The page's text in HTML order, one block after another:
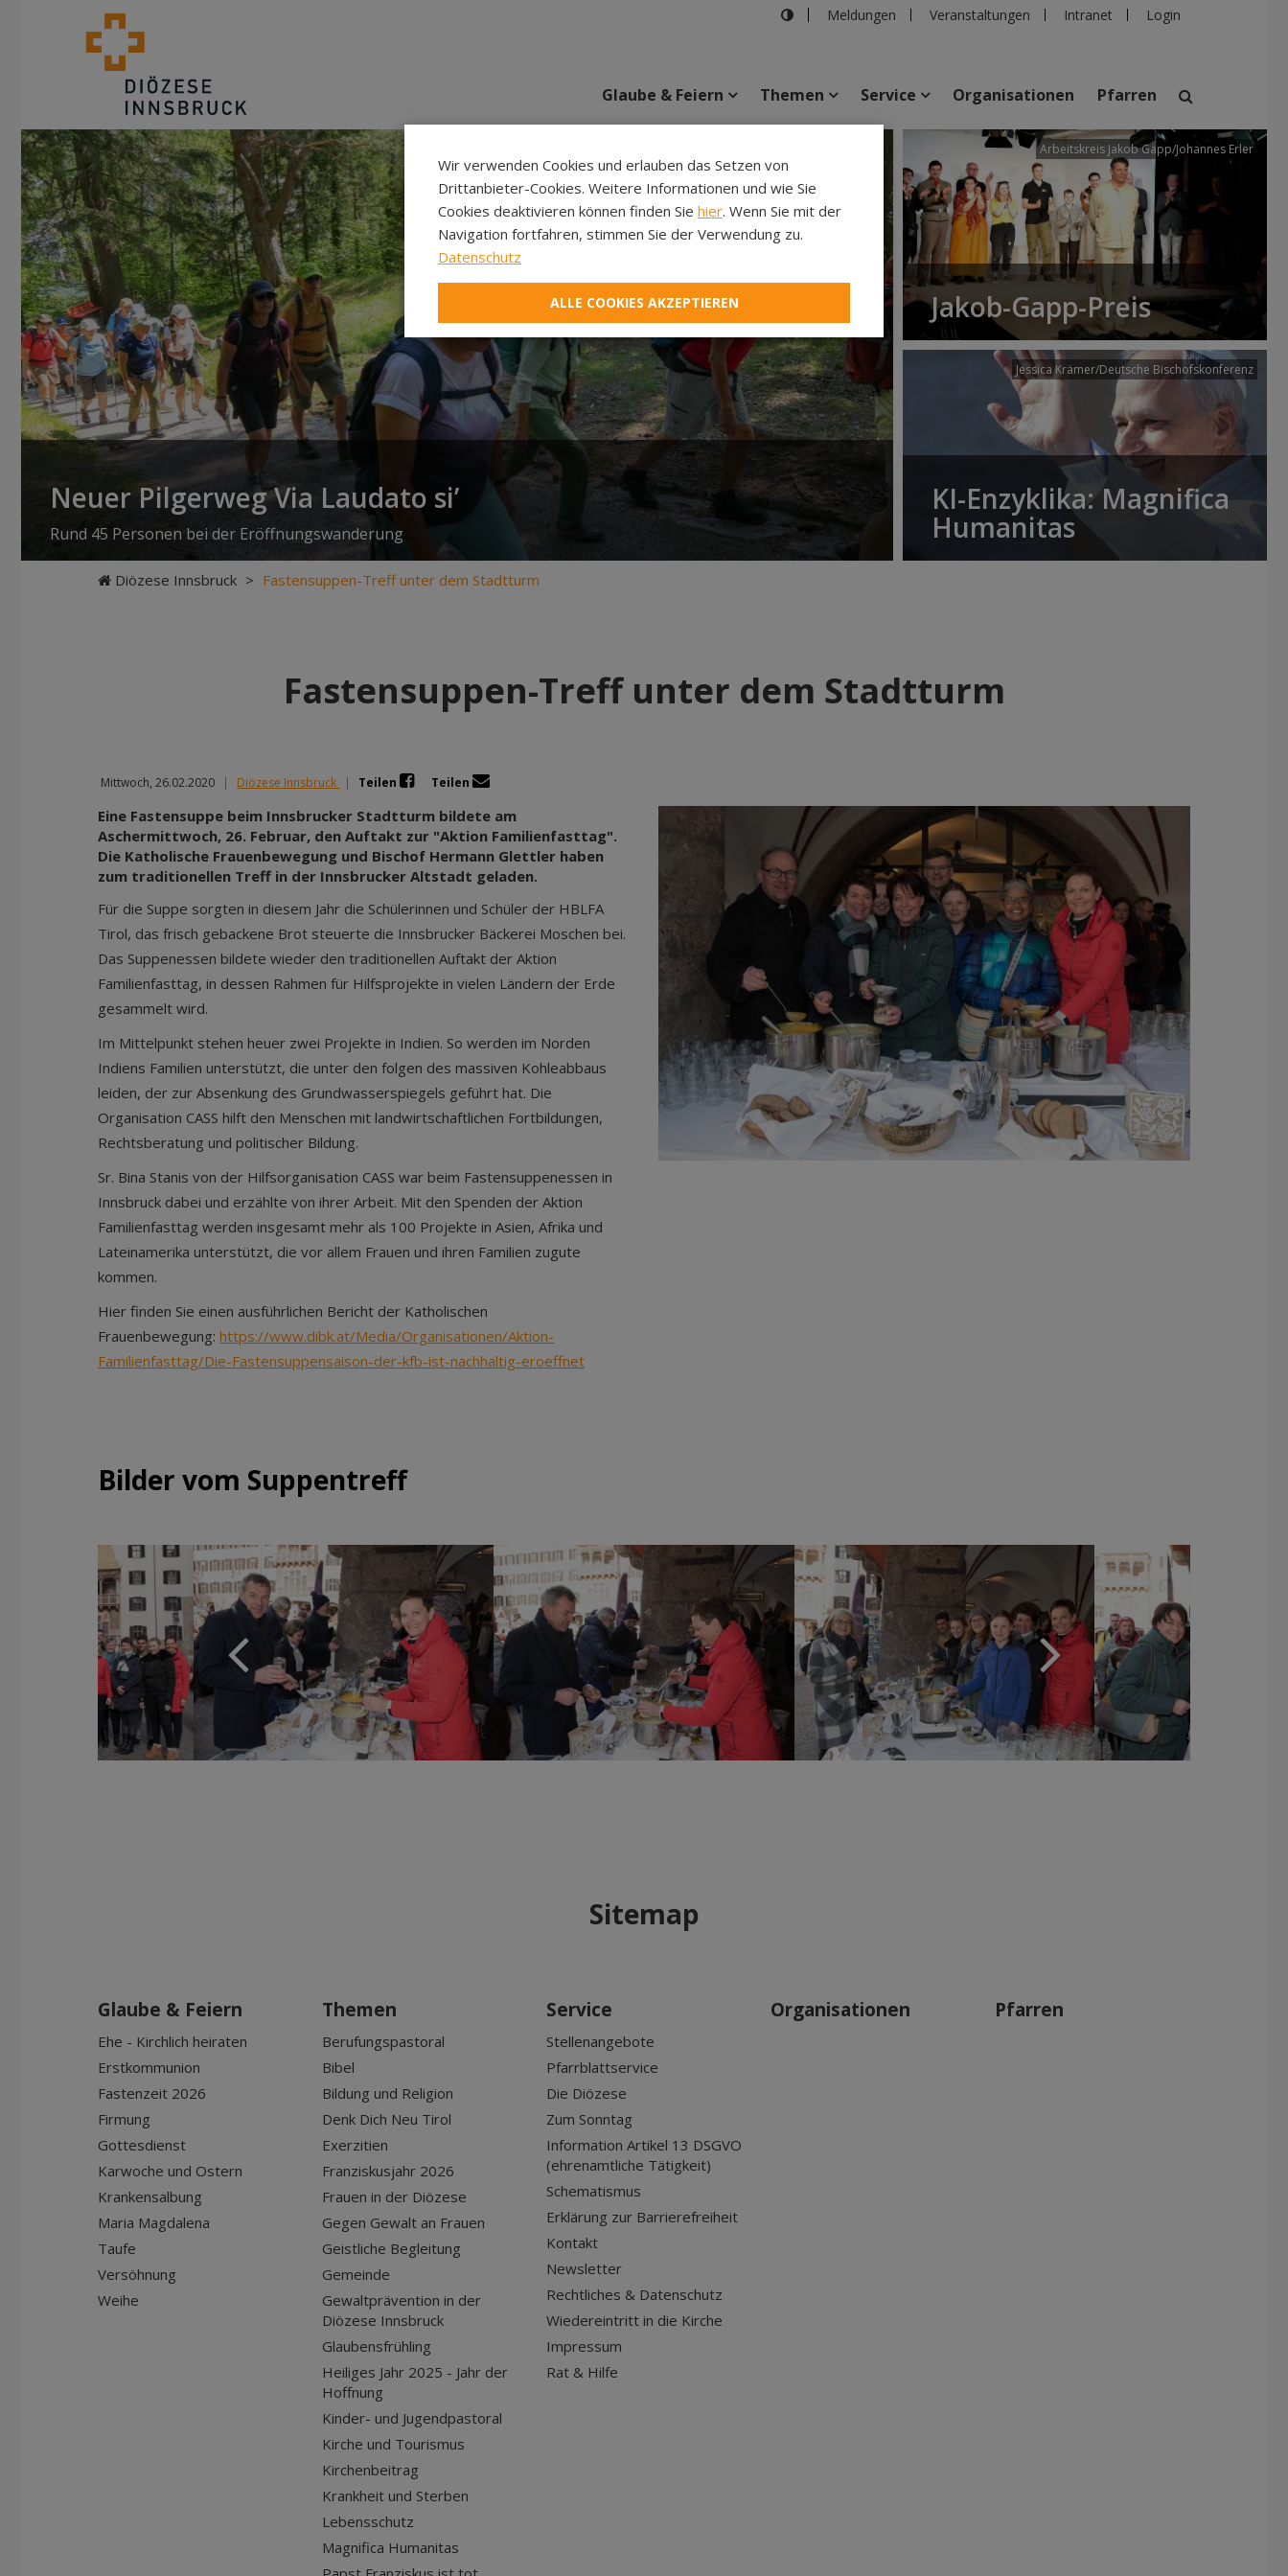
Meldungen Veranstaltungen Intranet Login
suchen
Veranstaltungen Personen Pfarren Einrichtungen
Glaube & Feiern Themen Service Organisationen Pfarren
Neuer Pilgerweg Via Laudato si’
Rund 45 Personen bei der Eröffnungswanderung
Arbeitskreis Jakob Gapp/Johannes Erler
Jakob-Gapp-Preis
Jessica Krämer/Deutsche Bischofskonferenz
KI-Enzyklika: Magnifica
Humanitas
Diözese Innsbruck > Fastensuppen-Treff unter dem Stadtturm
Fastensuppen-Treff unter dem Stadtturm
Mittwoch, 26.02.2020 | Diözese Innsbruck | Teilen Teilen
Eine Fastensuppe beim Innsbrucker Stadtturm bildete am
Aschermittwoch, 26. Februar, den Auftakt zur "Aktion Familienfasttag".
Die Katholische Frauenbewegung und Bischof Hermann Glettler haben
zum traditionellen Treff in der Innsbrucker Altstadt geladen.
Für die Suppe sorgten in diesem Jahr die Schülerinnen und Schüler der HBLFA
Tirol, das frisch gebackene Brot steuerte die Innsbrucker Bäckerei Moschen bei.
Das Suppenessen bildete wieder den traditionellen Auftakt der Aktion
Familienfasttag, in dessen Rahmen für Hilfsprojekte in vielen Ländern der Erde
gesammelt wird.
Im Mittelpunkt stehen heuer zwei Projekte in Indien. So werden im Norden
Indiens Familien unterstützt, die unter den folgen des massiven Kohleabbaus
leiden, der zur Absenkung des Grundwasserspiegels geführt hat. Die
Organisation CASS hilft den Menschen mit landwirtschaftlichen Fortbildungen,
Rechtsberatung und politischer Bildung.
Sr. Bina Stanis von der Hilfsorganisation CASS war beim Fastensuppenessen in
Innsbruck dabei und erzählte von ihrer Arbeit. Mit den Spenden der Aktion
Familienfasttag werden insgesamt mehr als 100 Projekte in Asien, Afrika und
Lateinamerika unterstützt, die vor allem Frauen und ihren Familien zugute
kommen.
Hier finden Sie einen ausführlichen Bericht der Katholischen
Frauenbewegung: https://www.dibk.at/Media/Organisationen/Aktion-
Familienfasttag/Die-Fastensuppensaison-der-kfb-ist-nachhaltig-eroeffnet
Bilder vom Suppentreff
Sitemap
Glaube & Feiern
Ehe - Kirchlich heiraten
Erstkommunion
Fastenzeit 2026
Firmung
Gottesdienst
Karwoche und Ostern
Krankensalbung
Maria Magdalena
Taufe
Versöhnung
Weihe
Themen
Berufungspastoral
Bibel
Bildung und Religion
Denk Dich Neu Tirol
Exerzitien
Franziskusjahr 2026
Frauen in der Diözese
Gegen Gewalt an Frauen
Geistliche Begleitung
Gemeinde
Gewaltprävention in der
Diözese Innsbruck
Glaubensfrühling
Heiliges Jahr 2025 - Jahr der
Hoffnung
Kinder- und Jugendpastoral
Kirche und Tourismus
Kirchenbeitrag
Krankheit und Sterben
Lebensschutz
Magnifica Humanitas
Service
Stellenangebote
Pfarrblattservice
Die Diözese
Zum Sonntag
Information Artikel 13 DSGVO
(ehrenamtliche Tätigkeit)
Schematismus
Erklärung zur Barrierefreiheit
Kontakt
Newsletter
Rechtliches & Datenschutz
Wiedereintritt in die Kirche
Impressum
Rat & Hilfe
Organisationen Pfarren
Wir verwenden Cookies und erlauben das Setzen von
Drittanbieter-Cookies. Weitere Informationen und wie Sie
Cookies deaktivieren können finden Sie hier. Wenn Sie mit der
Navigation fortfahren, stimmen Sie der Verwendung zu.
Datenschutz
ALLE COOKIES AKZEPTIEREN